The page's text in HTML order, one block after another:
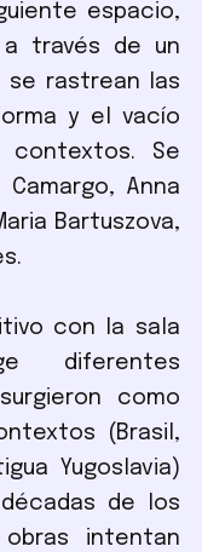
espacio,
a través de un
se rastrean las
y el vacío
contextos. Se
Anna
Bartuszova,
con la sala
diferentes
como
(Brasil,
Yugoslavia)
de los
intentan